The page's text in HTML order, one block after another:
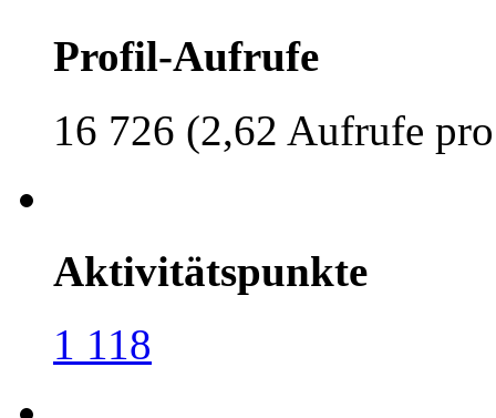
Profil-Aufrufe
16 726 (2,62 Aufrufe
Aktivitätspunkte
1 118